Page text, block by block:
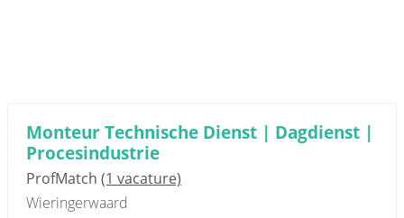
Monteur Technische Dienst | Dagdienst |
Procesindustrie
ProfMatch (1 vacature)
Wieringerwaard